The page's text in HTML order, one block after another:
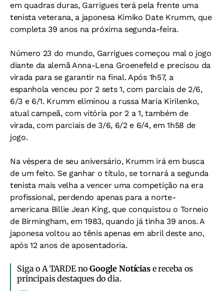
em quadras duras, Garrigues terá pela frente uma
tenista veterana, a japonesa Kimiko Date Krumm, que
completa 39 anos na próxima segunda-feira.
Número 23 do mundo, Garrigues começou mal o jogo
diante da alemã Anna-Lena Groenefeld e precisou da
virada para se garantir na final. Após 1h57, a
espanhola venceu por 2 sets 1, com parciais de 2/6,
6/3 e 6/1. Krumm eliminou a russa Maria Kirilenko,
atual campeã, com vitória por 2 a 1, também de
virada, com parciais de 3/6, 6/2 e 6/4, em 1h58 de
jogo.
Na véspera de seu aniversário, Krumm irá em busca
de um feito. Se ganhar o título, se tornará a segunda
tenista mais velha a vencer uma competição na era
profissional, perdendo apenas para a norte-
americana Billie Jean King, que conquistou o Torneio
de Birmingham, em 1983, quando já tinha 39 anos. A
japonesa voltou ao tênis apenas em abril deste ano,
após 12 anos de aposentadoria.
Siga o A TARDE noGoogle Notíciase receba os
principais destaques do dia.